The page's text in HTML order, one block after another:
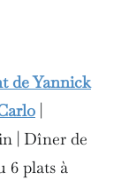
de Yannick
| Dîner de
6 plats à